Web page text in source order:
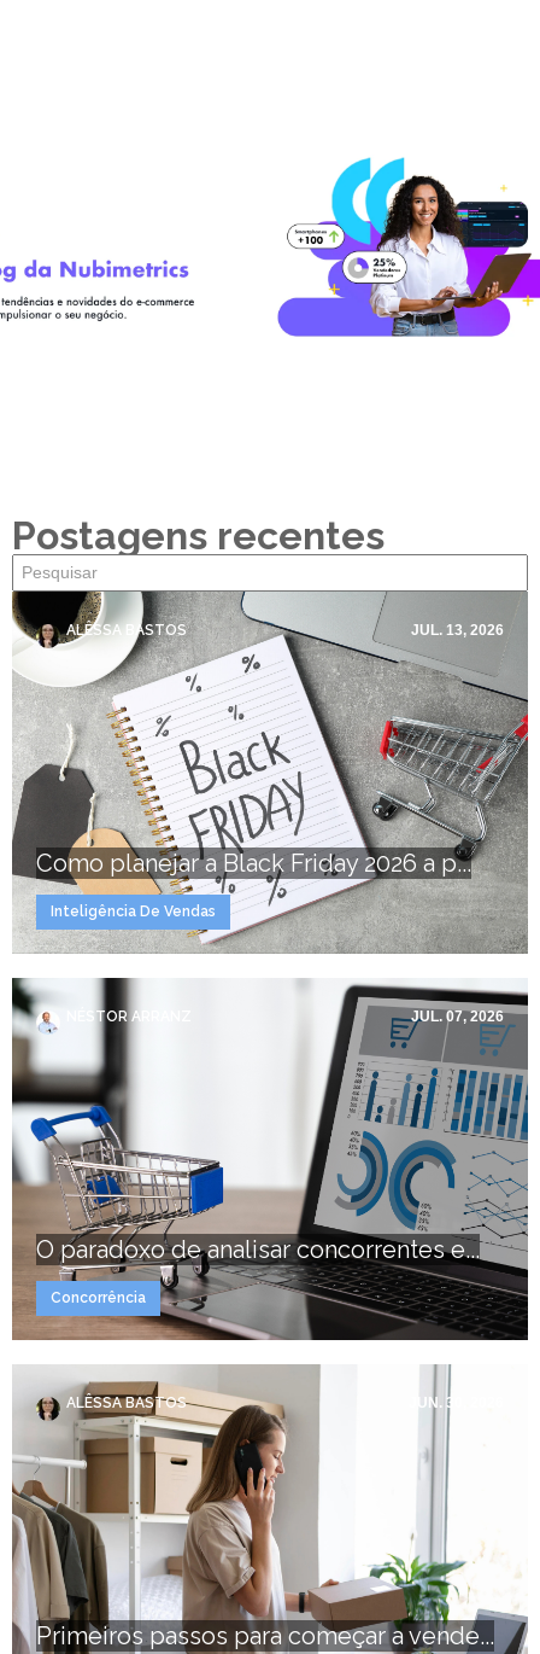
Postagens recentes
ALÊSSA BASTOS JUL. 13, 2026
Como planejar a Black Friday 2026 a p...
Inteligência De Vendas
NÉSTOR ARRANZ JUL. 07, 2026
O paradoxo de analisar concorrentes e...
Concorrência
ALÊSSA BASTOS JUN. 30, 2026
Primeiros passos para começar a vende...